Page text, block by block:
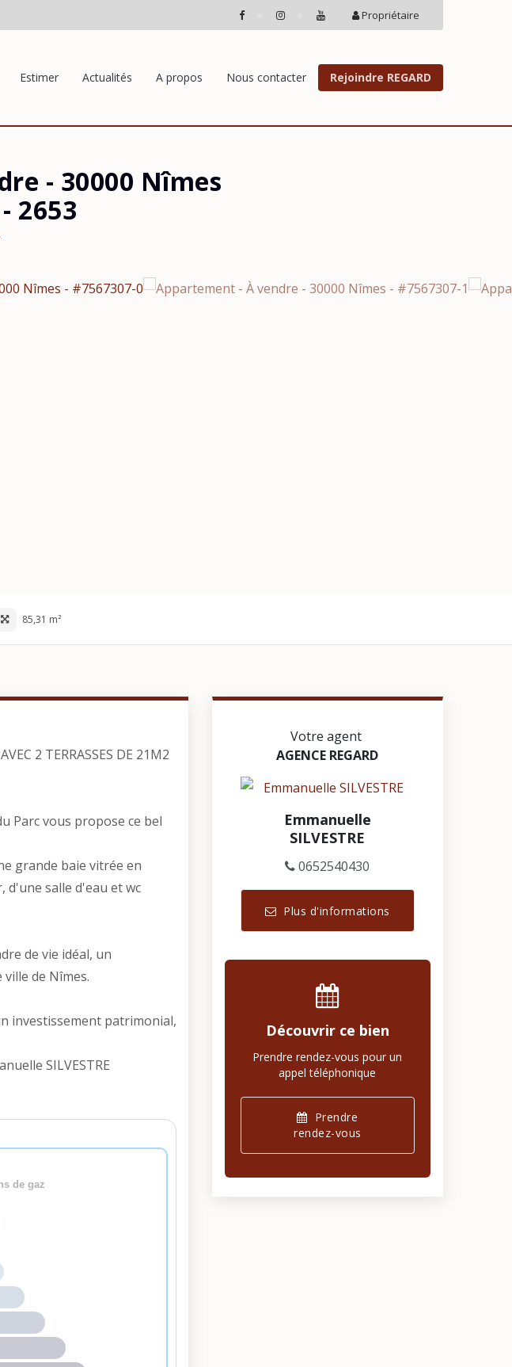
Propriétaire
Estimer Actualités A propos Nous contacter Rejoindre REGARD
- 30000 Nîmes
- 2653
85,31 m²
2 TERRASSES DE 21M2
Parc vous propose ce bel
grande baie vitrée en
d'une salle d'eau et wc
de vie idéal, un
de Nîmes.
investissement patrimonial,
SILVESTRE
de gaz
Votre agent
AGENCE REGARD
Emmanuelle
SILVESTRE
0652540430
Plus d'informations
Découvrir ce bien
Prendre rendez-vous pour un
appel téléphonique
Prendre
rendez-vous